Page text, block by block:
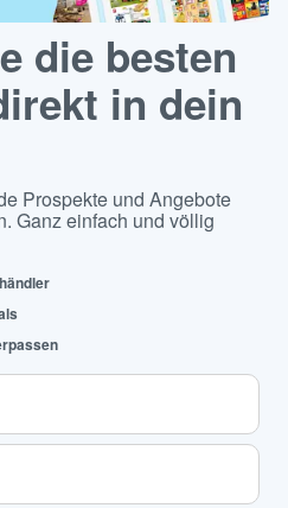
die besten
in dein
Prospekte und Angebote
Ganz einfach und völlig